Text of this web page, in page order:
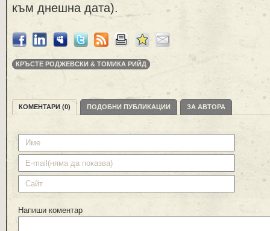
към днешна дата).
КРЪСТЕ РОДЖЕВСКИ & ТОМИКА РИЙД
КОМЕНТАРИ (0) ПОДОБНИ ПУБЛИКАЦИИ ЗА АВТОРА
Напиши коментар